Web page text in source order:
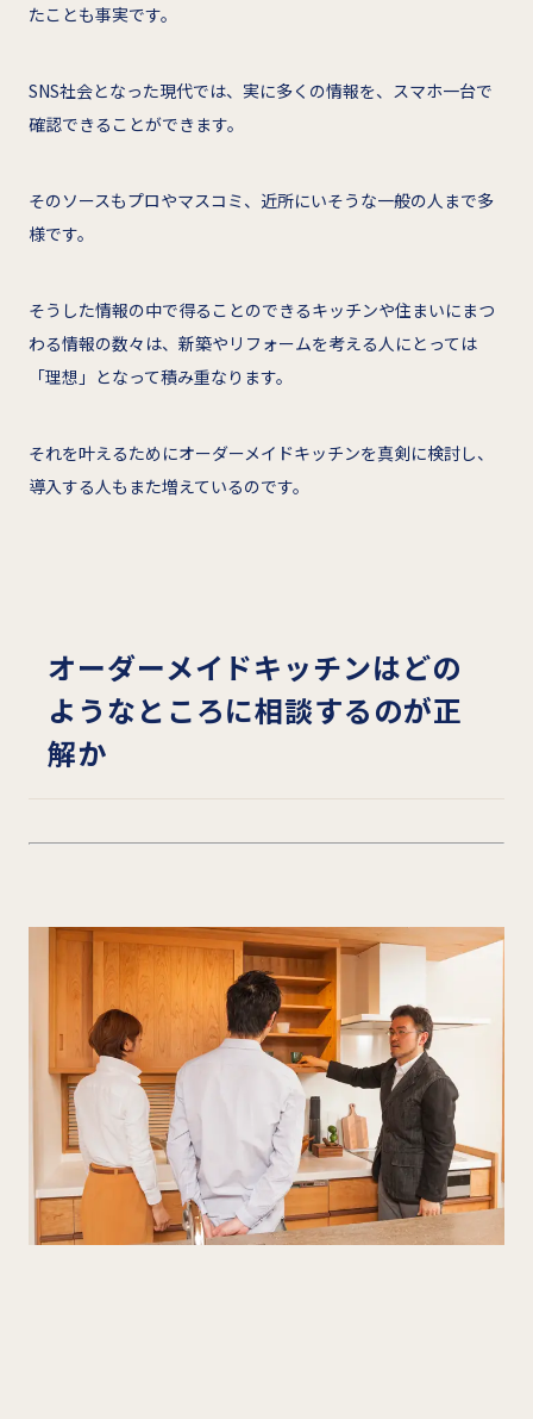
たことも事実です。
SNS社会となった現代では、実に多くの情報を、スマホ一台で
確認できることができます。
そのソースもプロやマスコミ、近所にいそうな一般の人まで多
様です。
そうした情報の中で得ることのできるキッチンや住まいにまつ
わる情報の数々は、新築やリフォームを考える人にとっては
「理想」となって積み重なります。
それを叶えるためにオーダーメイドキッチンを真剣に検討し、
導入する人もまた増えているのです。
オーダーメイドキッチンはどの
ようなところに相談するのが正
解か